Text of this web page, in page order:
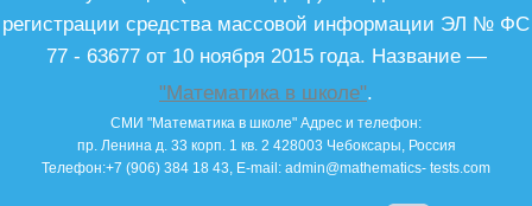
регистрации средства массовой информации ЭЛ № ФС
77 - 63677 от 10 ноября 2015 года. Название —
"Математика в школе".
СМИ "Математика в школе" Адрес и телефон:
пр. Ленина д. 33 корп. 1 кв. 2 428003 Чебоксары, Россия
Телефон:+7 (906) 384 18 43 , E-mail: admin@mathematics- tests.com